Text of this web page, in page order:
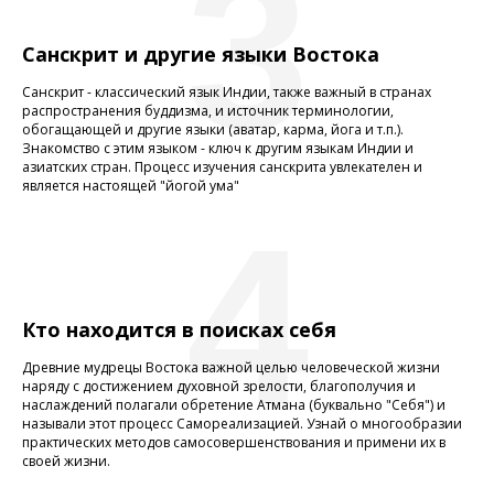
Санскрит и другие языки Востока
Санскрит - классический язык Индии, также важный в странах
распространения буддизма, и источник терминологии,
обогащающей и другие языки (аватар, карма, йога и т.п.).
Знакомство с этим языком - ключ к другим языкам Индии и
азиатских стран. Процесс изучения санскрита увлекателен и
является настоящей "йогой ума"
3
Кто находится в поисках себя
Древние мудрецы Востока важной целью человеческой жизни
наряду с достижением духовной зрелости, благополучия и
наслаждений полагали обретение Атмана (буквально "Себя") и
называли этот процесс Самореализацией. Узнай о многообразии
практических методов самосовершенствования и примени их в
своей жизни.
4